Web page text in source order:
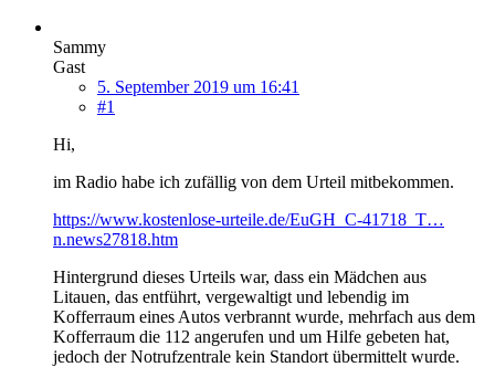
Sammy
Gast
5. September 2019 um 16:41
#1
Hi,
im Radio habe ich zufällig von dem Urteil mitbekommen.
https://www.kostenlose-urteile.de/EuGH_C-41718_T…
n.news27818.htm
Hintergrund dieses Urteils war, dass ein Mädchen aus
Litauen, das entführt, vergewaltigt und lebendig im
Kofferraum eines Autos verbrannt wurde, mehrfach aus dem
Kofferraum die 112 angerufen und um Hilfe gebeten hat,
jedoch der Notrufzentrale kein Standort übermittelt wurde.